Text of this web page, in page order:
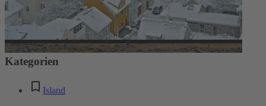
Kommentare
Keine Kommentare
Kategorien
Island